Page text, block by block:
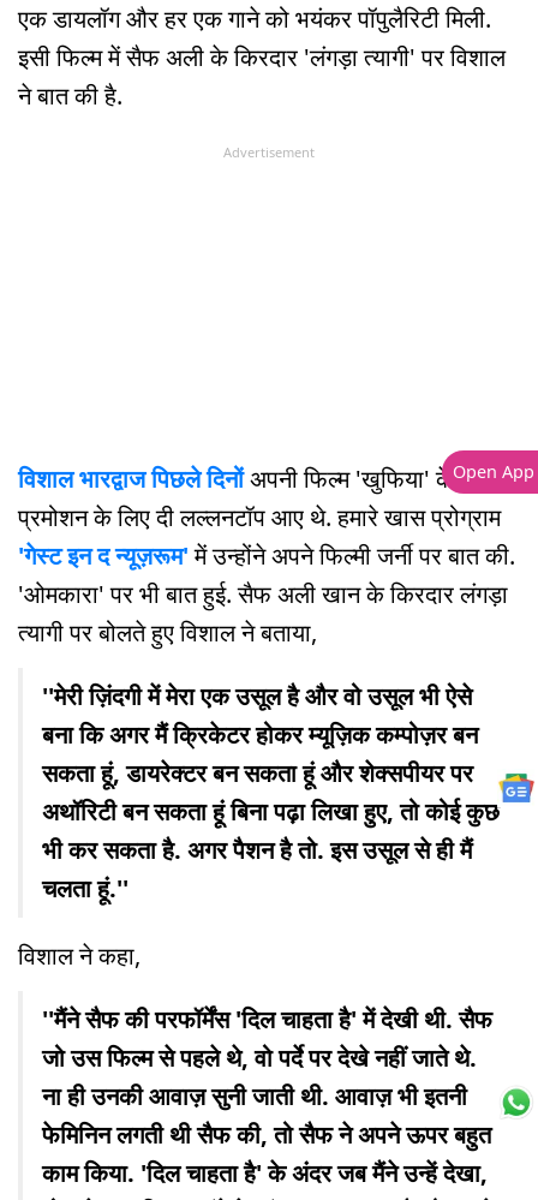
एक डायलॉग और हर एक गाने को भयंकर पॉपुलैरिटी मिली.
इसी फिल्म में सैफ अली के किरदार 'लंगड़ा त्यागी' पर विशाल
ने बात की है.
Advertisement
विशाल भारद्वाज पिछले दिनोंअपनी फिल्म 'खुफिया' के
प्रमोशन के लिए दी लल्लनटॉप आए थे. हमारे खास प्रोग्राम
'गेस्ट इन द न्यूज़रूम'में उन्होंने अपने फिल्मी जर्नी पर बात की.
'ओमकारा' पर भी बात हुई. सैफ अली खान के किरदार लंगड़ा
त्यागी पर बोलते हुए विशाल ने बताया,
''मेरी ज़िंदगी में मेरा एक उसूल है और वो उसूल भी ऐसे
बना कि अगर मैं क्रिकेटर होकर म्यूज़िक कम्पोज़र बन
सकता हूं, डायरेक्टर बन सकता हूं और शेक्सपीयर पर
अथॉरिटी बन सकता हूं बिना पढ़ा लिखा हुए, तो कोई कुछ
भी कर सकता है. अगर पैशन है तो. इस उसूल से ही मैं
चलता हूं.''
विशाल ने कहा,
''मैंने सैफ की परफॉर्मेंस 'दिल चाहता है' में देखी थी. सैफ
जो उस फिल्म से पहले थे, वो पर्दे पर देखे नहीं जाते थे.
ना ही उनकी आवाज़ सुनी जाती थी. आवाज़ भी इतनी
फेमिनिन लगती थी सैफ की, तो सैफ ने अपने ऊपर बहुत
काम किया. 'दिल चाहता है' के अंदर जब मैंने उन्हें देखा,
Open App